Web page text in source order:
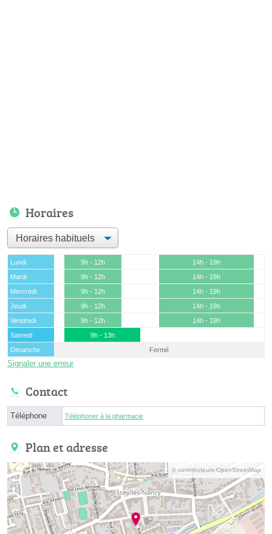
Horaires
Lundi 9h - 12h
14h - 19h
Mardi
9h - 12h
14h - 19h
Mercredi
9h - 12h
14h - 19h
Jeudi
9h - 12h
14h - 19h
Vendredi
9h - 12h
14h - 19h
Samedi
9h - 13h
Dimanche
Fermé
Signaler une erreur
Contact
Téléphone Téléphoner à la pharmacie
Plan et adresse
© contributeurs OpenStreetMap